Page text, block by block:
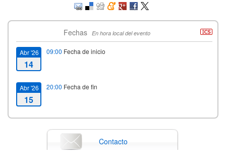
Fechas En hora local del evento
Abr '26
14
09:00 Fecha de inicio
Abr '26
15
20:00 Fecha de fin
Contacto